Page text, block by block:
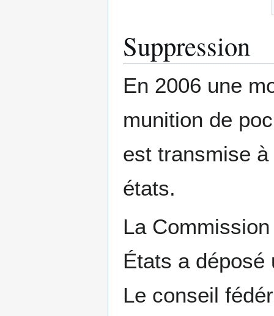
Suppression
En 2006 une
munition de
est transmise
états.
La
États a déposé
Le conseil